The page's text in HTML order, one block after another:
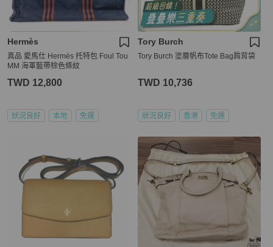
Hermès
真品 愛馬仕 Hermès 托特包 Foul Tou
MM 海軍藍帶棕色條紋
TWD 12,800
狀況良好 本地 免運
Tory Burch
Tory Burch 塗層帆布Tote Bag肩背袋
TWD 10,736
狀況良好 香港 免運